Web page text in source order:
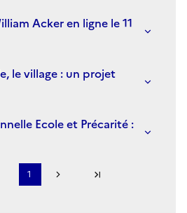
Acker en ligne le 11
le village : un projet
Ecole et Précarité :
page
précédente
1
Page suivanteDernière page